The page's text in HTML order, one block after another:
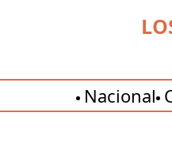
Nacional